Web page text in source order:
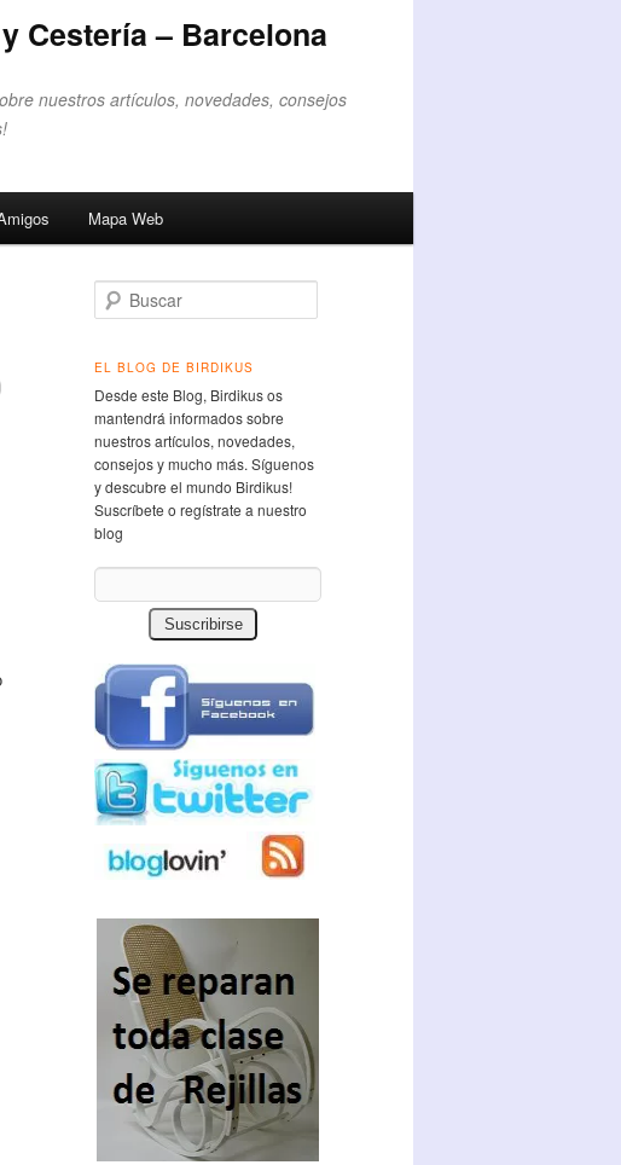
Cestería – Barcelona
nuestros artículos, novedades, consejos
Mapa Web
Buscar
EL BLOG DE BIRDIKUS
Desde este Blog, Birdikus os
mantendrá informados sobre
nuestros artículos, novedades,
consejos y mucho más. Síguenos
y descubre el mundo Birdikus!
Suscríbete o regístrate a nuestro
blog